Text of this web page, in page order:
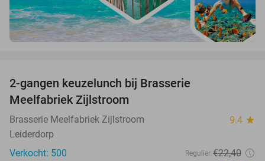
2-gangen keuzelunch bij Brasserie
Meelfabriek Zijlstroom
Brasserie Meelfabriek Zijlstroom 9.4 star
Leiderdorp
Verkocht: 500
Regulier €22,40